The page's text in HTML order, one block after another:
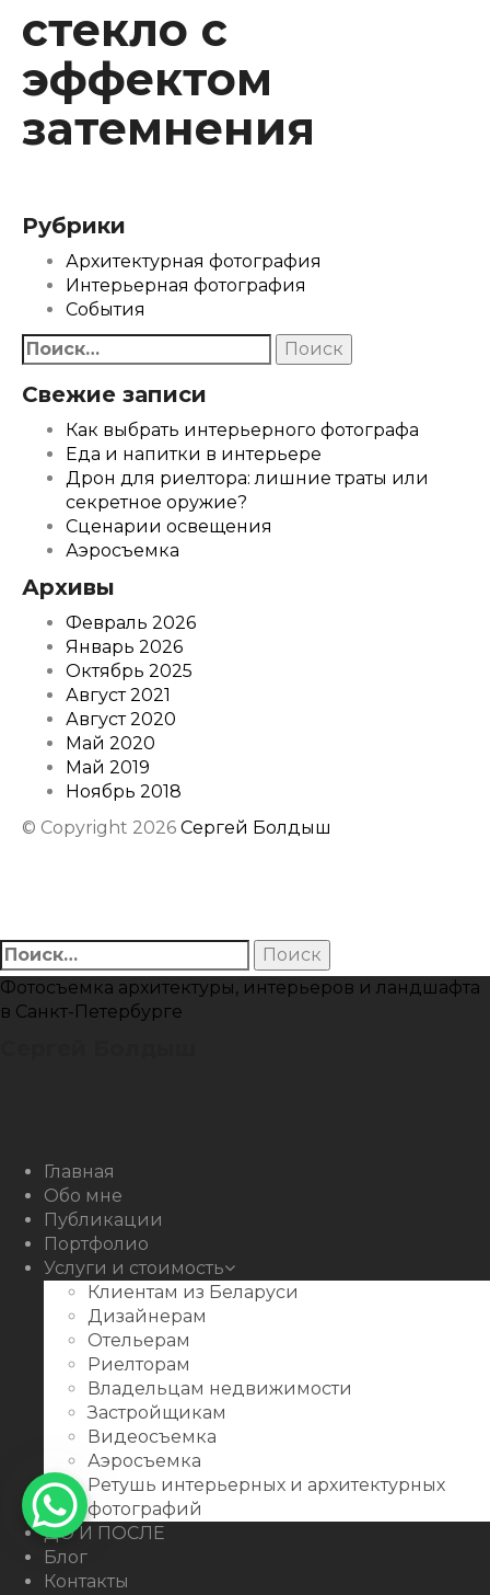
стекло с
эффектом
затемнения
Рубрики
Архитектурная фотография
Интерьерная фотография
События
Найти:
Свежие записи
Как выбрать интерьерного фотографа
Еда и напитки в интерьере
Дрон для риелтора: лишние траты или
секретное оружие?
Сценарии освещения
Аэросъемка
Архивы
Февраль 2026
Январь 2026
Октябрь 2025
Август 2021
Август 2020
Май 2020
Май 2019
Ноябрь 2018
© Copyright 2026 Сергей Болдыш
Behance
Найти:
Фотосъемка архитектуры, интерьеров и ландшафта
в Санкт-Петербурге
Behance
Главная
Обо мне
Публикации
Портфолио
Услуги и стоимость
Клиентам из Беларуси
Дизайнерам
Отельерам
Риелторам
Владельцам недвижимости
Застройщикам
Видеосъемка
Аэросъемка
Ретушь интерьерных и архитектурных
фотографий
ДО И ПОСЛЕ
Блог
Контакты